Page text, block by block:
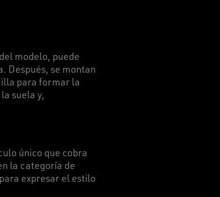
modelo, puede
Después, se montan
para formar la
suela y,
único que cobra
la categoría de
expresar el estilo